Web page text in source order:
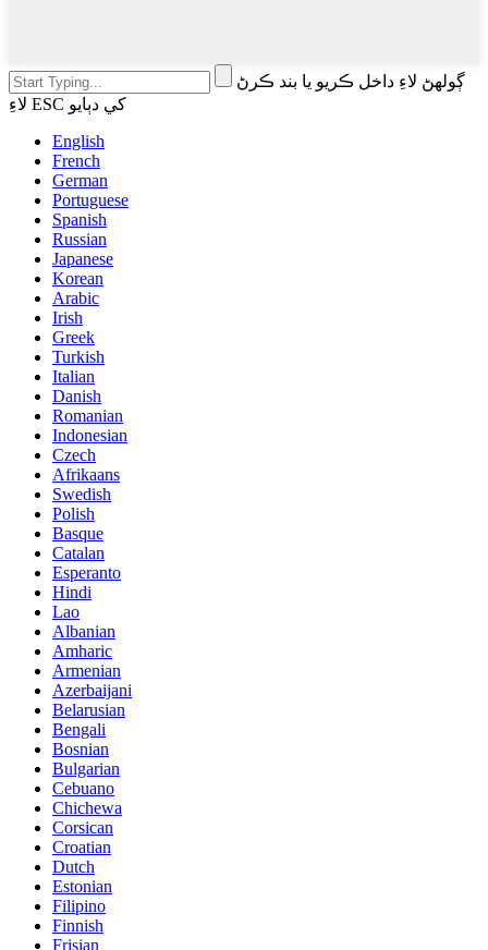
ڳولهڻ لاءِ داخل ڪريو يا بند ڪرڻ
لاءِ ESC کي دٻايو
English
French
German
Portuguese
Spanish
Russian
Japanese
Korean
Arabic
Irish
Greek
Turkish
Italian
Danish
Romanian
Indonesian
Czech
Afrikaans
Swedish
Polish
Basque
Catalan
Esperanto
Hindi
Lao
Albanian
Amharic
Armenian
Azerbaijani
Belarusian
Bengali
Bosnian
Bulgarian
Cebuano
Chichewa
Corsican
Croatian
Dutch
Estonian
Filipino
Finnish
Frisian